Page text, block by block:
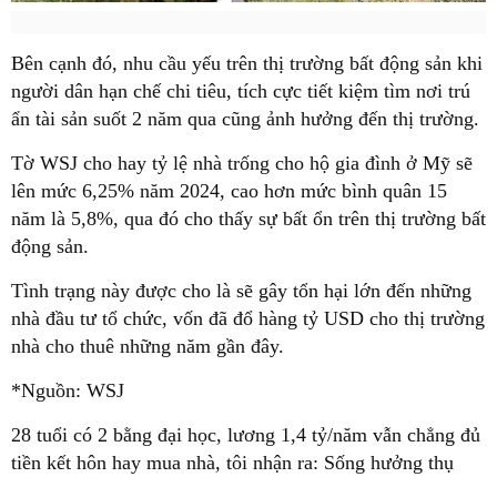
Bên cạnh đó, nhu cầu yếu trên thị trường bất động sản khi
người dân hạn chế chi tiêu, tích cực tiết kiệm tìm nơi trú
ẩn tài sản suốt 2 năm qua cũng ảnh hưởng đến thị trường.
Tờ WSJ cho hay tỷ lệ nhà trống cho hộ gia đình ở Mỹ sẽ
lên mức 6,25% năm 2024, cao hơn mức bình quân 15
năm là 5,8%, qua đó cho thấy sự bất ổn trên thị trường bất
động sản.
Tình trạng này được cho là sẽ gây tổn hại lớn đến những
nhà đầu tư tổ chức, vốn đã đổ hàng tỷ USD cho thị trường
nhà cho thuê những năm gần đây.
*Nguồn: WSJ
28 tuổi có 2 bằng đại học, lương 1,4 tỷ/năm vẫn chẳng đủ
tiền kết hôn hay mua nhà, tôi nhận ra: Sống hưởng thụ